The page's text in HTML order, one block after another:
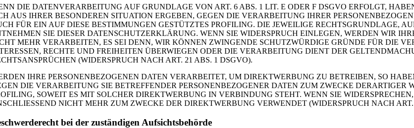
DIE DATENVERARBEITUNG AUF GRUNDLAGE VON ART. 6 ABS. 1 LIT. E ODER F DSGVO ERFOLGT,
AUS IHRER BESONDEREN SITUATION ERGEBEN, GEGEN DIE VERARBEITUNG IHRER
FÜR EIN AUF DIESE BESTIMMUNGEN GESTÜTZTES PROFILING. DIE JEWEILIGE RECHTSGRUNDLAGE,
SIE DIESER DATENSCHUTZERKLÄRUNG. WENN SIE WIDERSPRUCH EINLEGEN, WERDEN WIR
MEHR VERARBEITEN, ES SEI DENN, WIR KÖNNEN ZWINGENDE SCHUTZWÜRDIGE GRÜNDE FÜR DIE
RECHTE UND FREIHEITEN ÜBERWIEGEN ODER DIE VERARBEITUNG DIENT DER
(WIDERSPRUCH NACH ART. 21 ABS. 1 DSGVO).
IHRE PERSONENBEZOGENEN DATEN VERARBEITET, UM DIREKTWERBUNG ZU BETREIBEN, SO
DIE VERARBEITUNG SIE BETREFFENDER PERSONENBEZOGENER DATEN ZUM ZWECKE DERARTIGER
SOWEIT ES MIT SOLCHER DIREKTWERBUNG IN VERBINDUNG STEHT. WENN SIE
NICHT MEHR ZUM ZWECKE DER DIREKTWERBUNG VERWENDET (WIDERSPRUCH NACH ART.
bei der zuständigen Aufsichts­behörde